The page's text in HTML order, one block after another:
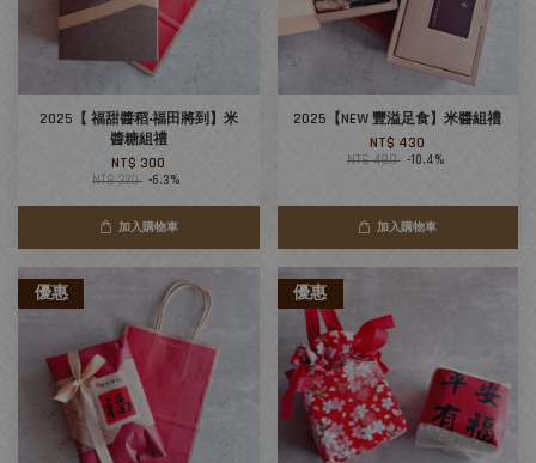
2025【 福甜醬稻‧福田將到】米
醬糖組禮
NT$ 300
NT$ 320 -6.3%
加入購物車
2025【NEW 豐溢足食】米醬組禮
NT$ 430
NT$ 480 -10.4%
加入購物車
優惠 優惠